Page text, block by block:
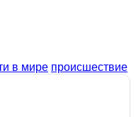
в мире происшествие